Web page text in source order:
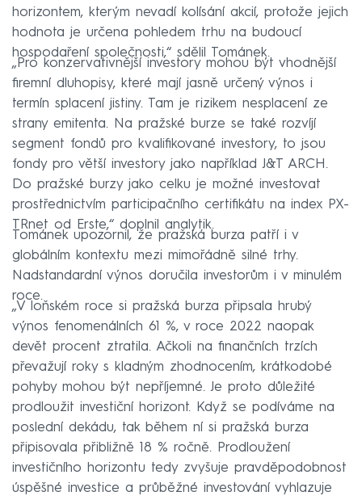
horizontem, kterým nevadí kolísání akcií, protože jejich
hodnota je určena pohledem trhu na budoucí
hospodaření společnosti,“ sdělil Tománek.
„Pro konzervativnější investory mohou být vhodnější
firemní dluhopisy, které mají jasně určený výnos i
termín splacení jistiny. Tam je rizikem nesplacení ze
strany emitenta. Na pražské burze se také rozvíjí
segment fondů pro kvalifikované investory, to jsou
fondy pro větší investory jako například J&T ARCH.
Do pražské burzy jako celku je možné investovat
prostřednictvím participačního certifikátu na index PX-
TRnet od Erste,“ doplnil analytik.
Tománek upozornil, že pražská burza patří i v
globálním kontextu mezi mimořádně silné trhy.
Nadstandardní výnos doručila investorům i v minulém
roce.
„V loňském roce si pražská burza připsala hrubý
výnos fenomenálních 61 %, v roce 2022 naopak
devět procent ztratila. Ačkoli na finančních trzích
převažují roky s kladným zhodnocením, krátkodobé
pohyby mohou být nepříjemné. Je proto důležité
prodloužit investiční horizont. Když se podíváme na
poslední dekádu, tak během ní si pražská burza
připisovala přibližně 18 % ročně. Prodloužení
investičního horizontu tedy zvyšuje pravděpodobnost
úspěšné investice a průběžné investování vyhlazuje